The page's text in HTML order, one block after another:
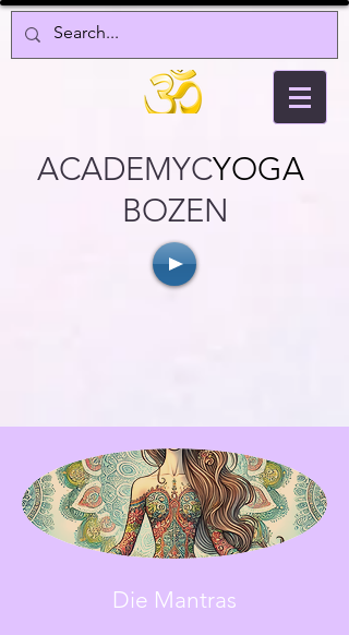
ACADEMYCYOGA
BOZEN
Die Mantras